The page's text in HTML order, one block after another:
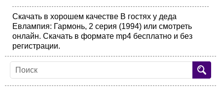
Скачать в хорошем качестве В гостях у деда
Евлампия: Гармонь, 2 серия (1994) или смотреть
онлайн. Скачать в формате mp4 бесплатно и без
регистрации.